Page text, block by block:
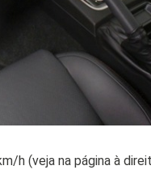
h (veja na página à